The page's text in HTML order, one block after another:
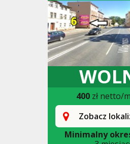
400zł netto/
Zobacz
Minimalny